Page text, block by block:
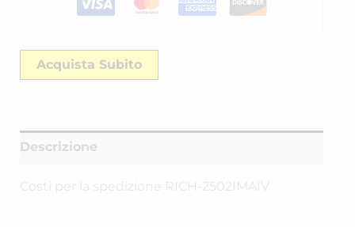
Acquista Subito
Descrizione
Costi per la spedizione RICH-2502IMAIV